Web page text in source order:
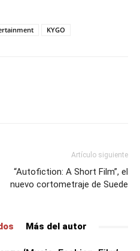
KYGO
Artículo siguiente
“Autofiction: A Short Film”, el
nuevo cortometraje de Suede
Más del autor